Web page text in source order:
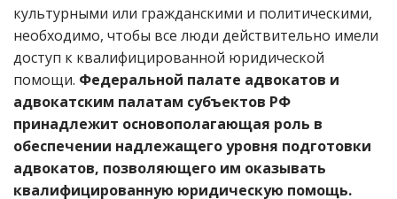
культурными или гражданскими и политическими,
необходимо, чтобы все люди действительно имели
доступ к квалифицированной юридической
помощи. Федеральной палате адвокатов и
адвокатским палатам субъектов РФ
принадлежит основополагающая роль в
обеспечении надлежащего уровня подготовки
адвокатов, позволяющего им оказывать
квалифицированную юридическую помощь.